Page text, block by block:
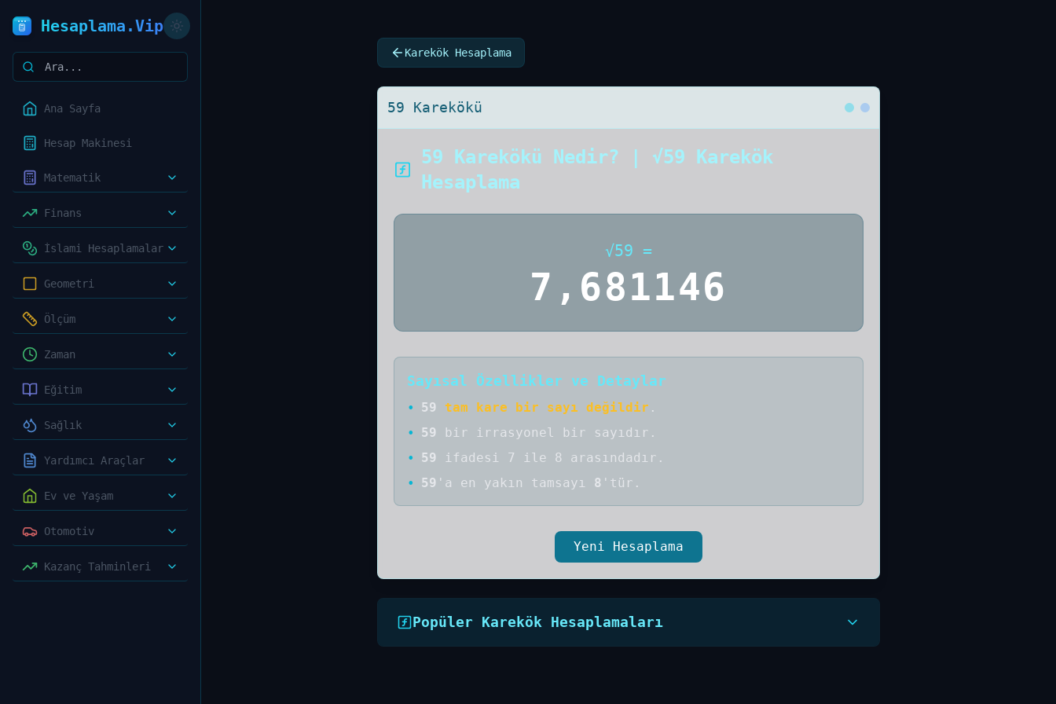
Hesaplama.Vip
Ana Sayfa
Hesap Makinesi
Matematik
Finans
İslami Hesaplamalar
Geometri
Ölçüm
Zaman
Eğitim
Sağlık
Yardımcı Araçlar
Ev ve Yaşam
Otomotiv
Kazanç Tahminleri
Karekök Hesaplama
59 Karekökü
59 Karekökü Nedir? | √59 Karekök
Hesaplama
√59 =
7,681146
Sayısal Özellikler ve Detaylar
• 59 tam kare bir sayı değildir .
•
59 bir irrasyonel bir sayıdır .
•
59
ifadesi 7 ile 8 arasındadır.
•
59 'a en yakın tamsayı 8 'tür.
Yeni Hesaplama
Popüler Karekök Hesaplamaları